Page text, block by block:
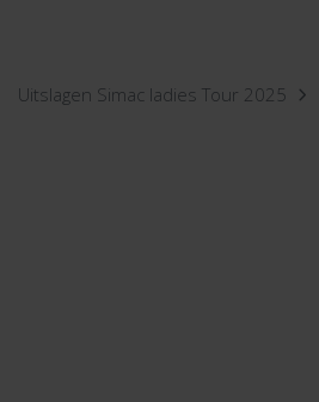
Uitslagen Simac ladies Tour 2025